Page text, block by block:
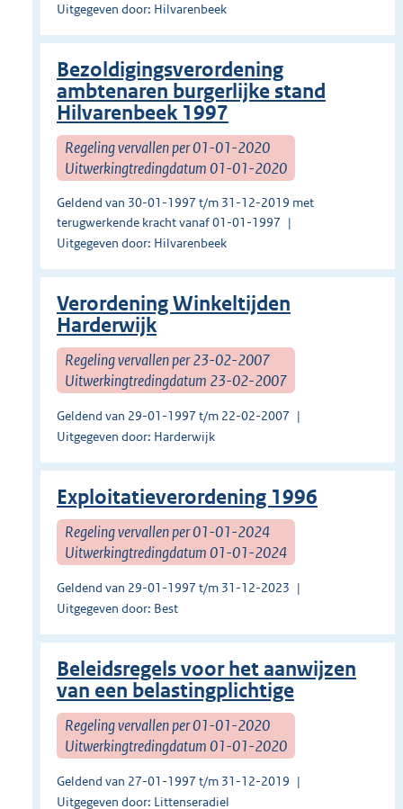
Uitgegeven door: Hilvarenbeek
Bezoldigingsverordening
ambtenaren burgerlijke stand
Hilvarenbeek 1997
Regeling vervallen per 01-01-2020
Uitwerkingtredingdatum 01-01-2020
Geldend van 30-01-1997 t/m 31-12-2019 met
terugwerkende kracht vanaf 01-01-1997
Uitgegeven door: Hilvarenbeek
Verordening Winkeltijden
Harderwijk
Regeling vervallen per 23-02-2007
Uitwerkingtredingdatum 23-02-2007
Geldend van 29-01-1997 t/m 22-02-2007
Uitgegeven door: Harderwijk
Exploitatieverordening 1996
Regeling vervallen per 01-01-2024
Uitwerkingtredingdatum 01-01-2024
Geldend van 29-01-1997 t/m 31-12-2023
Uitgegeven door: Best
Beleidsregels voor het aanwijzen
van een belastingplichtige
Regeling vervallen per 01-01-2020
Uitwerkingtredingdatum 01-01-2020
Geldend van 27-01-1997 t/m 31-12-2019
Uitgegeven door: Littenseradiel